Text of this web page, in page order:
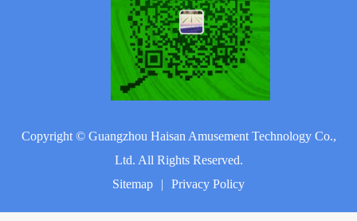
Copyright © Guangzhou Haisan Amusement Technology Co.,
Ltd. All Rights Reserved.
Sitemap
| Privacy Policy